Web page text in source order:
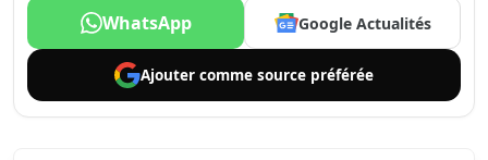
WhatsApp Google Actualités
Ajouter comme source préférée